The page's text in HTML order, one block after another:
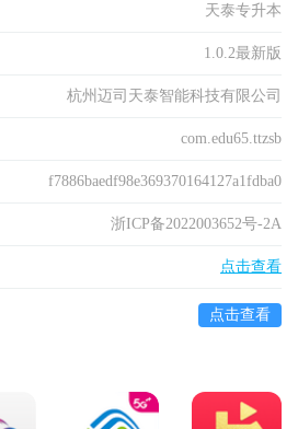
天泰专升本
1.0.2最新版
杭州迈司天泰智能科技有限公司
com.edu65.ttzsb
f7886baedf98e369370164127a1fdba0
浙ICP备2022003652号-2A
点击查看
点击查看